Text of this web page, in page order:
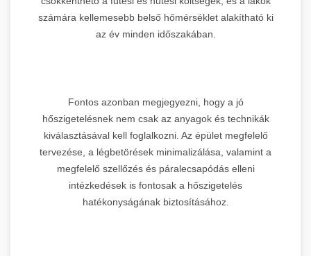
számára kellemesebb belső hőmérséklet alakítható ki
az év minden időszakában.
Fontos azonban megjegyezni, hogy a jó
hőszigetelésnek nem csak az anyagok és technikák
kiválasztásával kell foglalkozni. Az épület megfelelő
tervezése, a légbetörések minimalizálása, valamint a
megfelelő szellőzés és páralecsapódás elleni
intézkedések is fontosak a hőszigetelés
hatékonyságának biztosításához.